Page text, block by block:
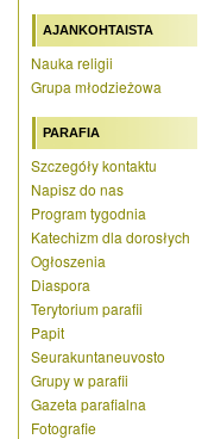
AJANKOHTAISTA
Nauka religii
Grupa młodzieżowa
PARAFIA
Szczegóły kontaktu
Napisz do nas
Program tygodnia
Katechizm dla dorosłych
Ogłoszenia
Diaspora
Terytorium parafii
Papit
Seurakuntaneuvosto
Grupy w parafii
Gazeta parafialna
Fotografie